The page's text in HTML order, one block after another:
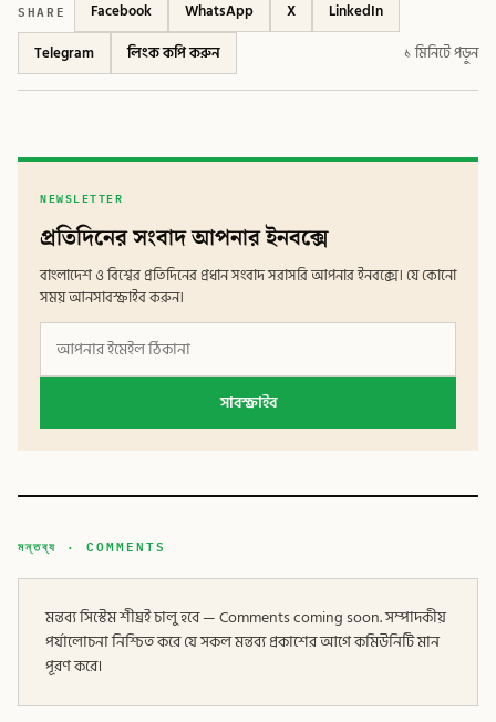
SHARE Facebook WhatsApp X
LinkedIn
Telegram
লিংক কপি করুন ১ মিনিটে পড়ুন
NEWSLETTER
প্রতিদিনের সংবাদ আপনার ইনবক্সে
বাংলাদেশ ও বিশ্বের প্রতিদিনের প্রধান সংবাদ সরাসরি আপনার ইনবক্সে। যে কোনো
সময় আনসাবস্ক্রাইব করুন।
সাবস্ক্রাইব
মন্তব্য · COMMENTS
মন্তব্য সিস্টেম শীঘ্রই চালু হবে — Comments coming soon. সম্পাদকীয়
পর্যালোচনা নিশ্চিত করে যে সকল মন্তব্য প্রকাশের আগে কমিউনিটি মান
পূরণ করে।